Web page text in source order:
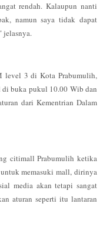
rendah. Kalaupun nanti
namun saya tidak dapat
jelasnya.
level 3 di Kota Prabumulih,
buka pukul 10.00 Wib dan
dari Kementrian Dalam
citimall Prabumulih ketika
memasuki mall, dirinya
media akan tetapi sangat
aturan seperti itu lantaran